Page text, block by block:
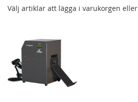
Välj artiklar att lägga i varukorgen eller